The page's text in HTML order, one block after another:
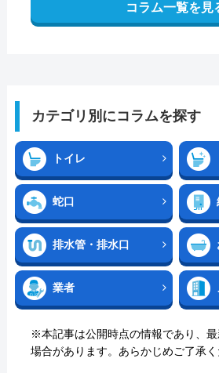
コラム一覧を見
カテゴリ別にコラムを探す
トイレ
蛇口
排水管・排水口
業者
※本記事は公開時点の情報であり、
場合があります。あらかじめご了承く